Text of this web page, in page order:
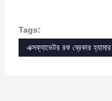
Tags:
এক্সক্যাভেটর রক ব্রেকার হ্যামার